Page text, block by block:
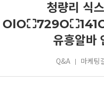
청량리 식
OlO⛶729O⛶141O
유흥알바
Q&A 마케팅